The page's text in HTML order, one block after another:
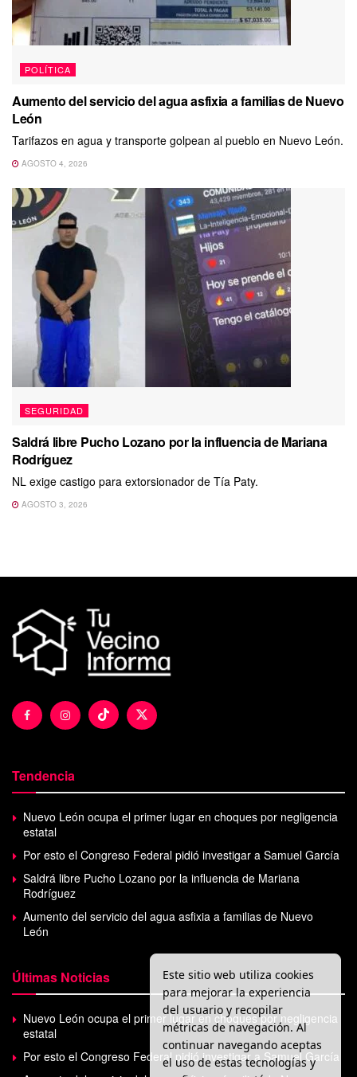
POLÍTICA
Aumento del servicio del agua asfixia a familias de Nuevo
León
Tarifazos en agua y transporte golpean al pueblo en Nuevo León.
AGOSTO 4, 2026
SEGURIDAD
Saldrá libre Pucho Lozano por la influencia de Mariana
Rodríguez
NL exige castigo para extorsionador de Tía Paty.
AGOSTO 3, 2026
Tendencia
Nuevo León ocupa el primer lugar en choques por negligencia
estatal
Por esto el Congreso Federal pidió investigar a Samuel García
Saldrá libre Pucho Lozano por la influencia de Mariana
Rodríguez
Aumento del servicio del agua asfixia a familias de Nuevo
León
Últimas Noticias
Nuevo León ocupa el primer lugar en choques por negligencia
estatal
Por esto el Congreso Federal pidió investigar a Samuel García
Este sitio web utiliza cookies
para mejorar la experiencia
del usuario y recopilar
métricas de navegación. Al
continuar navegando aceptas
el uso de estas tecnologías y